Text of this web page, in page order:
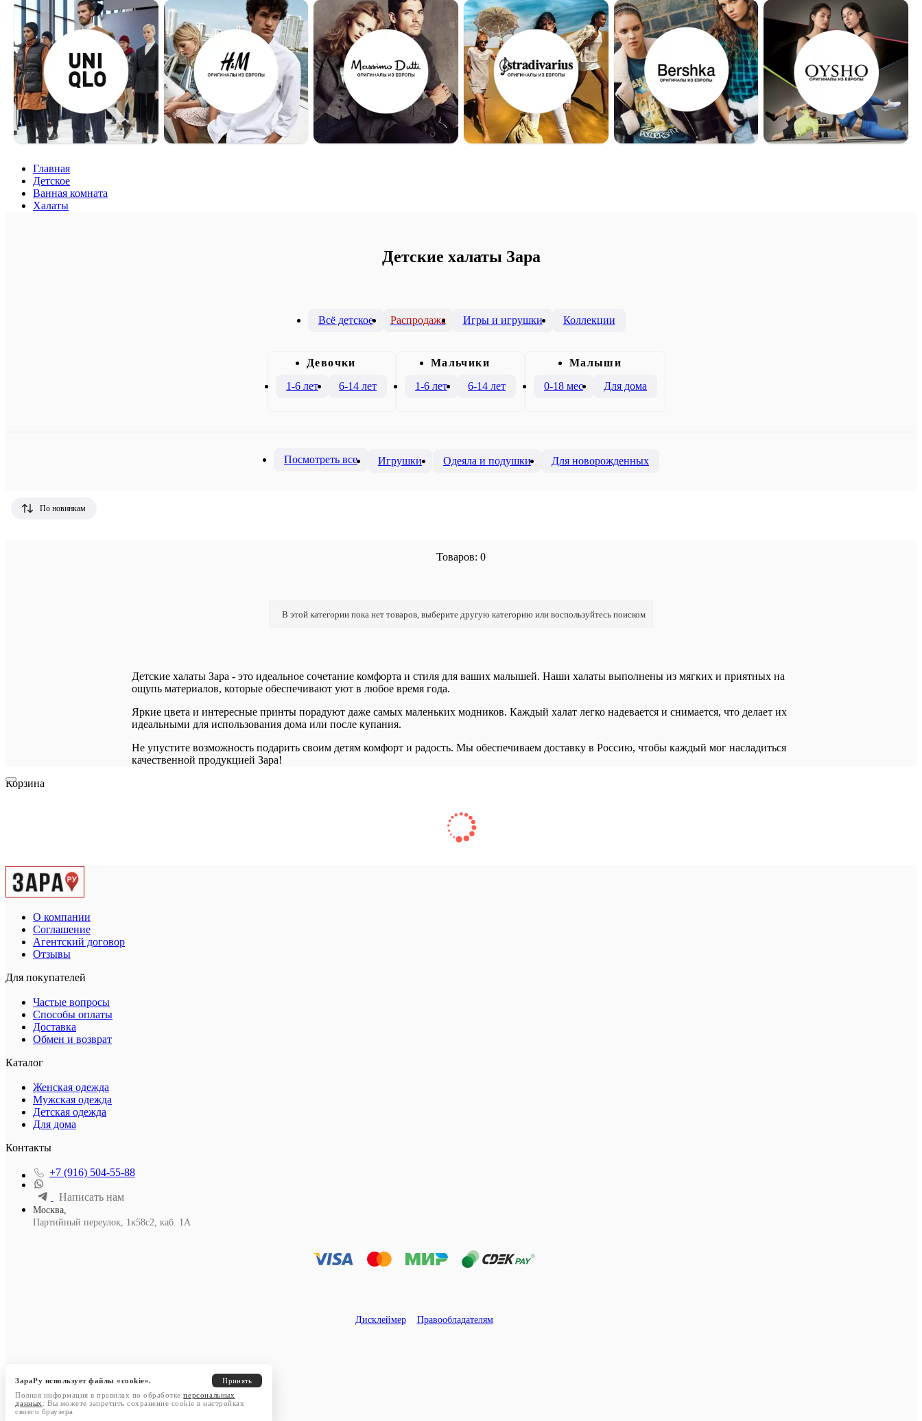
Главная
Детское
Ванная комната
Халаты
Детские халаты Зара
Всё детское Распродажа Игры и игрушки Коллекции
Девочки
1-6 лет
6-14 лет
Mальчики
1-6 лет
6-14 лет
Малыши
0-18 мес
Для дома
Посмотреть все Игрушки Одеяла и подушки Для новорожденных
По новинкам
Товаров: 0
В этой категории пока нет товаров, выберите другую категорию или воспользуйтесь поиском
Детские халаты Зара - это идеальное сочетание комфорта и стиля для ваших малышей. Наши халаты выполнены из мягких и приятных на
ощупь материалов, которые обеспечивают уют в любое время года.
Яркие цвета и интересные принты порадуют даже самых маленьких модников. Каждый халат легко надевается и снимается, что делает их
идеальными для использования дома или после купания.
Не упустите возможность подарить своим детям комфорт и радость. Мы обеспечиваем доставку в Россию, чтобы каждый мог насладиться
качественной продукцией Зара!
Корзина
О компании
Соглашение
Агентский договор
Отзывы
Для покупателей
Частые вопросы
Способы оплаты
Доставка
Обмен и возврат
Каталог
Женская одежда
Мужская одежда
Детская одежда
Для дома
Контакты
+7 (916) 504-55-88
Написать нам
Москва,
Партийный переулок, 1к58с2, каб. 1А
Дисклеймер Правообладателям
ЗараРу использует файлы «cookie».
Принять
Полная информация в правилах по обработкеперсональных
данных
. Вы можете запретить сохранение cookie в настройках
своего браузера